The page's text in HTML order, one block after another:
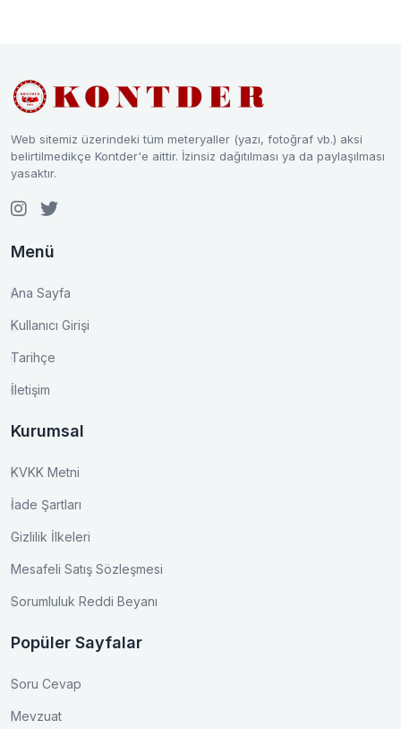
Web sitemiz üzerindeki tüm meteryaller (yazı, fotoğraf vb.) aksi
belirtilmedikçe Kontder'e aittir. İzinsiz dağıtılması ya da paylaşılması
yasaktır.
Menü
Ana Sayfa
Kullanıcı Girişi
Tarihçe
İletişim
Kurumsal
KVKK Metni
İade Şartları
Gizlilik İlkeleri
Mesafeli Satış Sözleşmesi
Sorumluluk Reddi Beyanı
Popüler Sayfalar
Soru Cevap
Mevzuat